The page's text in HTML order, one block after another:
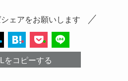
ェアをお願いします
をコピーする